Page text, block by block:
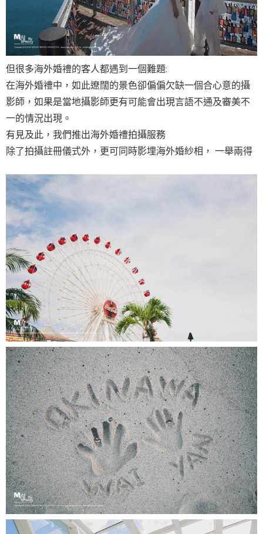
但很多海外婚禮的客人都遇到一個難題:
在海外婚禮中，如此遼闊的景色卻偏偏欠缺一個合心意的攝
影師，如果是當地攝影師更有可能會出現言語不通及審美不
一的情況出現。
有見及此，我們推出海外婚禮拍攝服務
除了拍攝註冊儀式外，更可同時影埋海外婚紗相， 一舉兩得